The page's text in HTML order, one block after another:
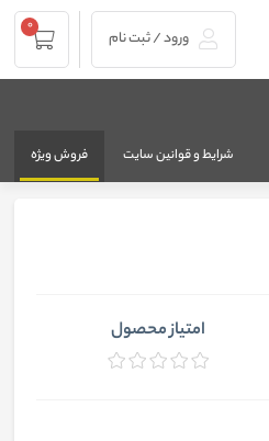
ورود / ثبت نام
0
شرایط و قوانین سایت فروش ویژه
امتیاز محصول